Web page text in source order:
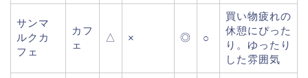
サンマ
ルクカ
フェ
カフ
ェ
△ × ◎ ○
買い物疲れの
休憩にぴった
り。ゆったり
した雰囲気